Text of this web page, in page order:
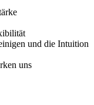
und die Intuition
uns